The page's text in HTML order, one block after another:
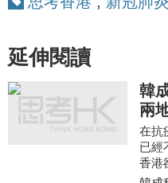
延伸閱讀
韓
兩
在抗
已經
香港
如何